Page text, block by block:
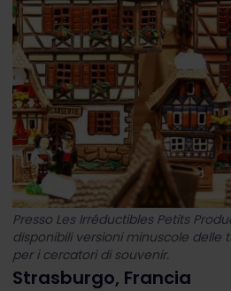
Presso Les Irréductibles Petits
disponibili versioni minuscole delle
per i cercatori di souvenir.
Strasburgo, Francia